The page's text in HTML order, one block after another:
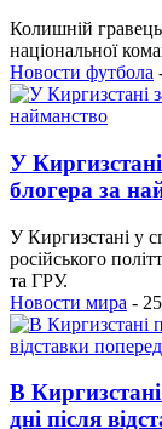
Колишній гравець
національної
Новости футбола
У
блогера за
У Киргизстані у
російського
та ГРУ.
Новости мира -
В
дні після